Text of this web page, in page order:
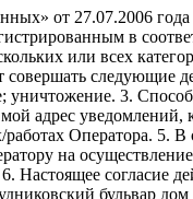
от 27.07.2006 года
в
или всех
следующие
уничтожение. 3.
адрес
Оператора. 5.
на
согласие
бульвар